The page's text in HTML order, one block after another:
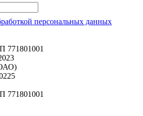
персональных данных
771801001
771801001